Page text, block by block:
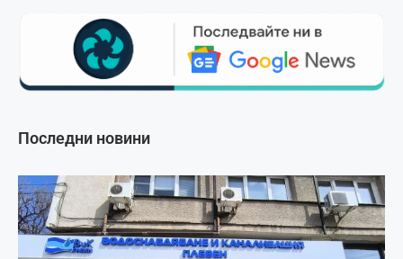
Последни новини